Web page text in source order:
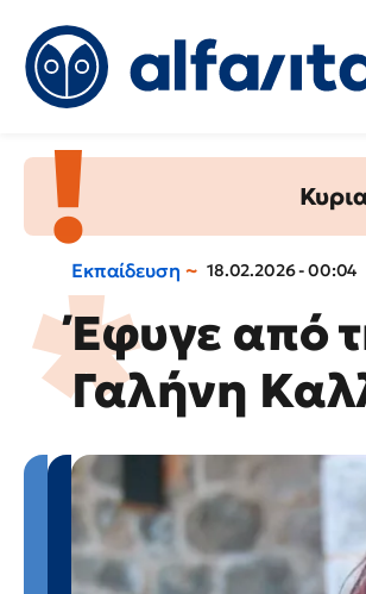
Εκπαίδευση 18.02.2026 - 00:04
Έφυγε από
Γαλήνη